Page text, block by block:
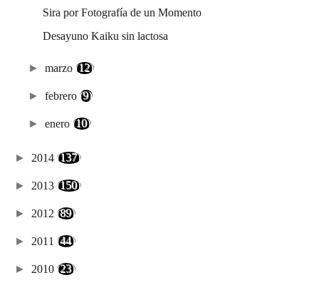
Sira por Fotografía de un Momento
Desayuno Kaiku sin lactosa
►marzo (12)
►febrero(9)
►enero (10)
► 2014 (137)
► 2013 (150)
► 2012 (89)
► 2011 (44)
► 2010 (23)